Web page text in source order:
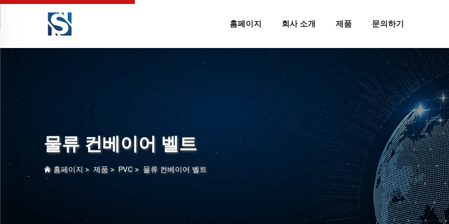
홈페이지 회사 소개 제품 문의하기
물류 컨베이어 벨트
홈페이지 >제품 > PVC > 물류 컨베이어 벨트